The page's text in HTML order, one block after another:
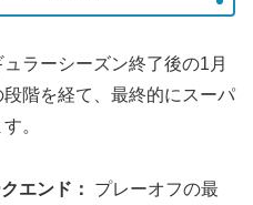
ラーシーズン終了後の1月
階を経て、最終的にスーパ
。
エンド：
プレーオフの最